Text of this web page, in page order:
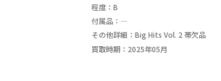
程度：B
付属品：―
その他詳細：Big Hits Vol. 2 帯欠品
買取時期：2025年05月